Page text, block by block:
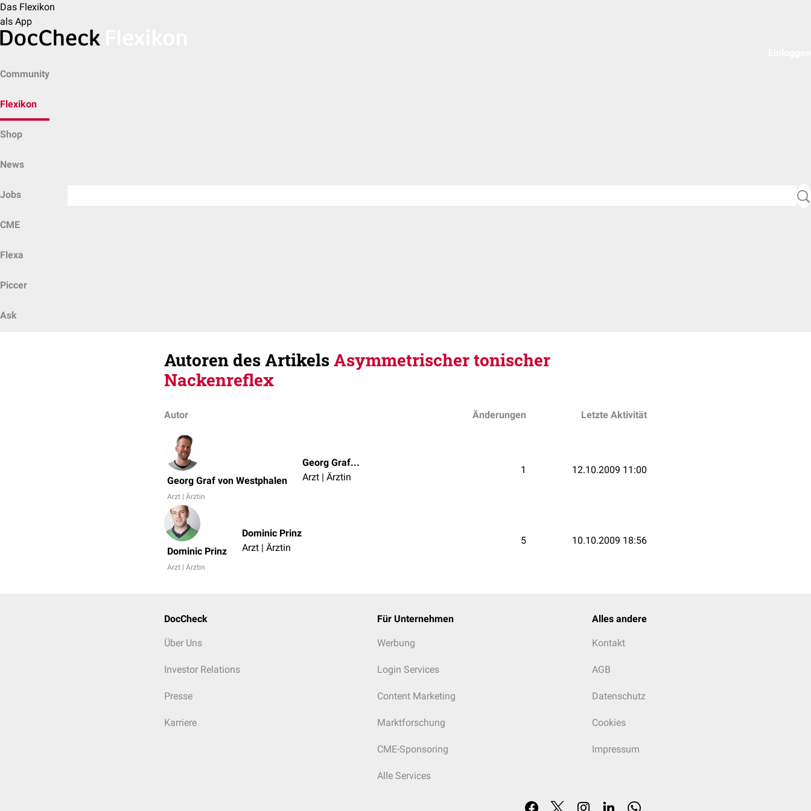
Das Flexikon
als App
Community
Flexikon
Shop
News
Jobs
CME
Flexa
Piccer
Ask
Autoren des ArtikelsAsymmetrischer tonischer
Nackenreflex
Autor Änderungen Letzte Aktivität
Georg Graf von Westphalen
Arzt | Ärztin
Georg Graf von Westphalen
Arzt | Ärztin
1 12.10.2009 11:00
Dominic Prinz
Arzt | Ärztin
Dominic Prinz
Arzt | Ärztin
5 10.10.2009 18:56
DocCheck
Über Uns
Investor Relations
Presse
Karriere
Für Unternehmen
Werbung
Login Services
Content Marketing
Marktforschung
CME-Sponsoring
Alle Services
Alles andere
Kontakt
AGB
Datenschutz
Cookies
Impressum